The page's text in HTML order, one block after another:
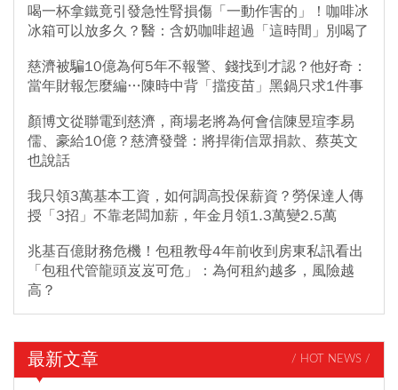
喝一杯拿鐵竟引發急性腎損傷「一動作害的」！咖啡冰
冰箱可以放多久？醫：含奶咖啡超過「這時間」別喝了
慈濟被騙10億為何5年不報警、錢找到才認？他好奇：
當年財報怎麼編…陳時中背「擋疫苗」黑鍋只求1件事
顏博文從聯電到慈濟，商場老將為何會信陳昱瑄李易
儒、豪給10億？慈濟發聲：將捍衛信眾捐款、蔡英文
也說話
我只領3萬基本工資，如何調高投保薪資？勞保達人傳
授「3招」不靠老闆加薪，年金月領1.3萬變2.5萬
兆基百億財務危機！包租教母4年前收到房東私訊看出
「包租代管龍頭岌岌可危」：為何租約越多，風險越
高？
最新文章 / HOT NEWS /